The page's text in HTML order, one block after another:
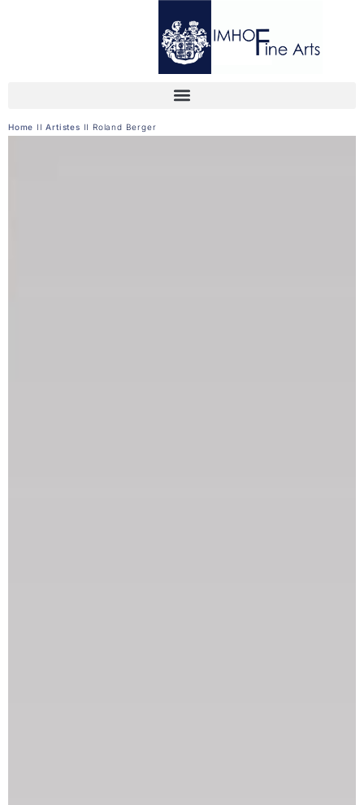
Home IIArtistes II Roland Berger